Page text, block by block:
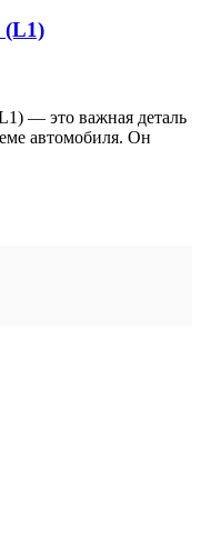
(L1)
— это важная деталь
автомобиля. Он